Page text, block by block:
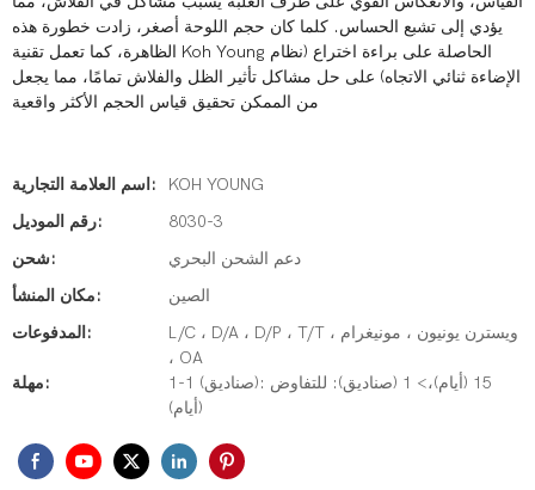
يؤدي إلى تشبع الحساس. كلما كان حجم اللوحة أصغر، زادت خطورة هذه
الظاهرة، كما تعمل تقنية Koh Young الحاصلة على براءة اختراع (نظام
الإضاءة ثنائي الاتجاه) على حل مشاكل تأثير الظل والفلاش تمامًا، مما يجعل
من الممكن تحقيق قياس الحجم الأكثر واقعية
اسم العلامة التجارية:
KOH YOUNG
رقم الموديل:
8030-3
شحن:
دعم الشحن البحري
مكان المنشأ:
الصين
المدفوعات:
L/C ، D/A ، D/P ، T/T ، ويسترن يونيون ، مونيغرام
، OA
مهلة:
1-1 (صناديق): 15 (أيام)،> 1 (صناديق): للتفاوض
(أيام)